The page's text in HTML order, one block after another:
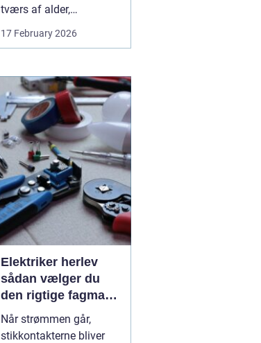
tværs af alder,
uddannelse og
baggrund. For mange
Et glas for at falde ned
efter arbejde, lidt ekstra i
weekenden, og pludselig
er alkoholen blevet en
nødve...
17 February 2026
Elektriker herlev
sådan vælger du
den rigtige fagmand
til din el-opgave
Når strømmen går,
stikkontakterne bliver